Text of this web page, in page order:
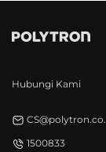
Hubungi Kami
1500833